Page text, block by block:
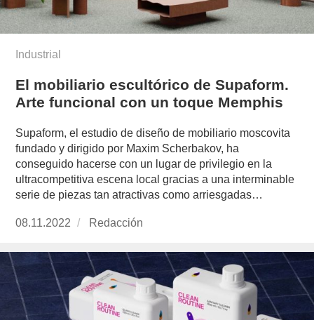
Industrial
El mobiliario escultórico de Supaform.
Arte funcional con un toque Memphis
Supaform, el estudio de diseño de mobiliario moscovita
fundado y dirigido por Maxim Scherbakov, ha
conseguido hacerse con un lugar de privilegio en la
ultracompetitiva escena local gracias a una interminable
serie de piezas tan atractivas como arriesgadas…
Publicado
08.11.2022 https://www.experimenta.es/author/redaccion/
Redacción